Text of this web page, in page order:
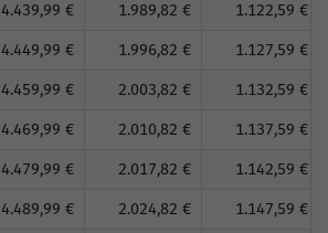
4.439,99 € 1.989,82 € 1.122,59 €
4.449,99 € 1.996,82 € 1.127,59 €
4.459,99 € 2.003,82 € 1.132,59 €
4.469,99 € 2.010,82 € 1.137,59 €
4.479,99 € 2.017,82 € 1.142,59 €
4.489,99 € 2.024,82 € 1.147,59 €